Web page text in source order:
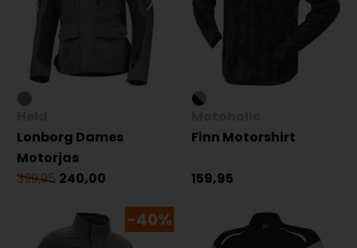
Lonborg Dames
Motorjas
399,95 240,00
Finn Motorshirt
159,95
-40%